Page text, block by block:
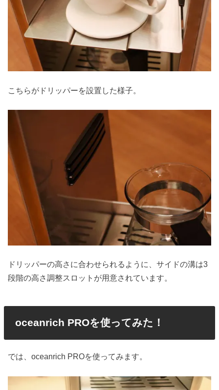
こちらがドリッパーを設置した様子。
ドリッパーの高さに合わせられるように、サイドの溝は3
段階の高さ調整スロットが用意されています。
oceanrich PROを使ってみた！
では、oceanrich PROを使ってみます。